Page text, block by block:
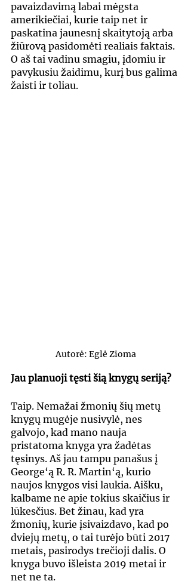
pavaizdavimą labai mėgsta
amerikiečiai, kurie taip net ir
paskatina jaunesnį skaitytoją arba
žiūrovą pasidomėti realiais faktais.
O aš tai vadinu smagiu, įdomiu ir
pavykusiu žaidimu, kurį bus galima
žaisti ir toliau.
Autorė: Eglė Zioma
Jau planuoji tęsti šią knygų seriją?
Taip. Nemažai žmonių šių metų
knygų mugėje nusivylė, nes
galvojo, kad mano nauja
pristatoma knyga yra žadėtas
tęsinys. Aš jau tampu panašus į
George‘ą R. R. Martin‘ą, kurio
naujos knygos visi laukia. Aišku,
kalbame ne apie tokius skaičius ir
lūkesčius. Bet žinau, kad yra
žmonių, kurie įsivaizdavo, kad po
dviejų metų, o tai turėjo būti 2017
metais, pasirodys trečioji dalis. O
knyga buvo išleista 2019 metai ir
net ne ta.